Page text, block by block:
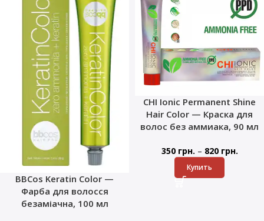
BBCos Keratin Color —
Фарба для волосся
безаміачна, 100 мл
CHI Ionic Permanent Shine
Hair Color — Краска для
волос без аммиака, 90 мл
350 грн. – 820 грн.
Купить